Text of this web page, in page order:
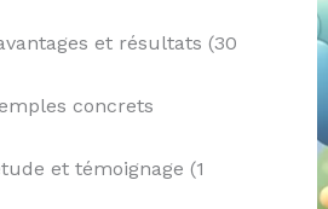
et résultats (30
concrets
et témoignage (1